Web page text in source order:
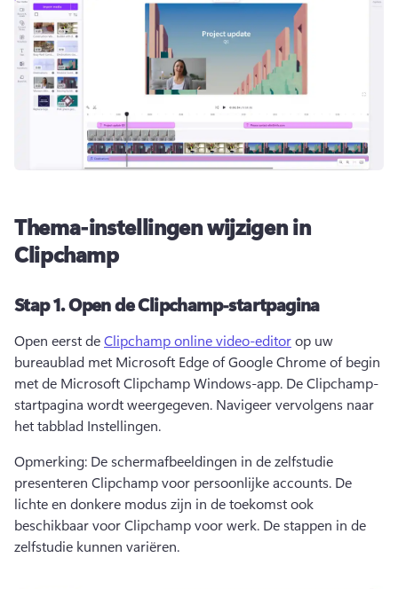
Thema-instellingen wijzigen in
Clipchamp
Stap 1.Open de Clipchamp-startpagina
Open eerst de Clipchamp online video-editor op uw
bureaublad met Microsoft Edge of Google Chrome of begin
met de Microsoft Clipchamp Windows-app. De Clipchamp-
startpagina wordt weergegeven. Navigeer vervolgens naar
het tabblad Instellingen.
Opmerking: De schermafbeeldingen in de zelfstudie
presenteren Clipchamp voor persoonlijke accounts. De
lichte en donkere modus zijn in de toekomst ook
beschikbaar voor Clipchamp voor werk. De stappen in de
zelfstudie kunnen variëren.